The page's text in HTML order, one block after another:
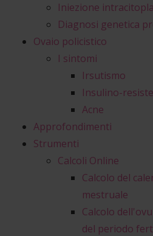
Iniezione
Diagnosi genetica
Ovaio policistico
I sintomi
Irsutismo
Insulino-
Acne
Approfondimenti
Strumenti
Calcoli Online
Calcolo del
mestruale
Calcolo
del periodo